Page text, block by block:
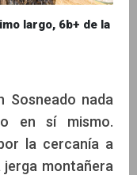
largo, 6b+ de la
Sosneado nada
en sí mismo.
la cercanía a
montañera